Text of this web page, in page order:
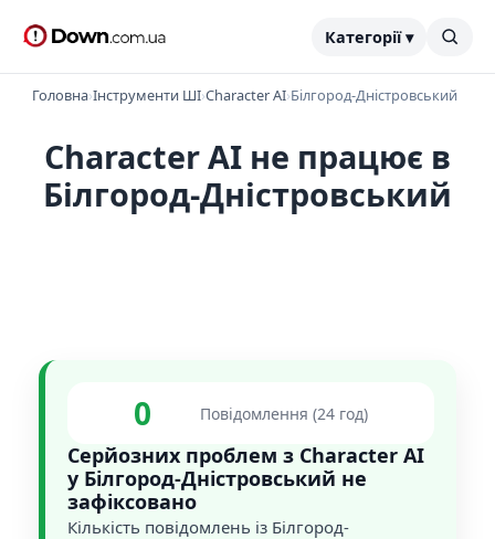
Категорії ▾
Головна›Інструменти ШІ›Character AI›Білгород-Дністровський
Character AI не працює в
Білгород-Дністровський
0 Повідомлення (24 год)
Серйозних проблем з Character AI
у Білгород-Дністровський не
зафіксовано
Кількість повідомлень із Білгород-